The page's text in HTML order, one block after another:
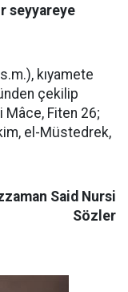
seyyareye
kıyamete
çekilip
Mâce, Fiten 26;
el-Müstedrek,
Said Nursi
Sözler